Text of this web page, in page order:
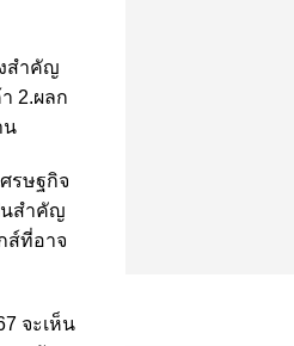
สำคัญ
2.ผลก
น
รษฐกิจ
นสำคัญ
ส์ที่อาจ
จะเห็น